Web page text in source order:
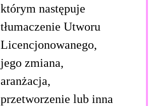
którym następuje
tłumaczenie Utworu
Licencjonowanego,
jego zmiana,
aranżacja,
przetworzenie lub inna